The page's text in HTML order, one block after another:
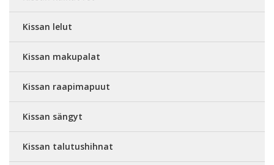
Kissan lelut
Kissan makupalat
Kissan raapimapuut
Kissan sängyt
Kissan talutushihnat